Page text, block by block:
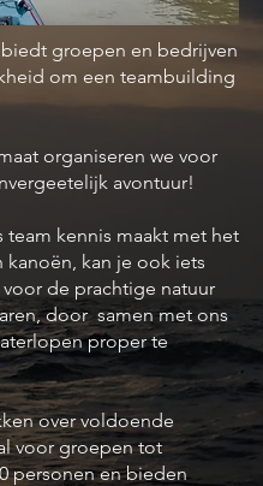
biedt groepen en bedrijven
om een teambuilding
organiseren we voor
avontuur!
team kennis maakt met het
kanoën, kan je ook iets
de prachtige natuur
door samen met ons
proper te
over voldoende
voor groepen tot
personen en bieden